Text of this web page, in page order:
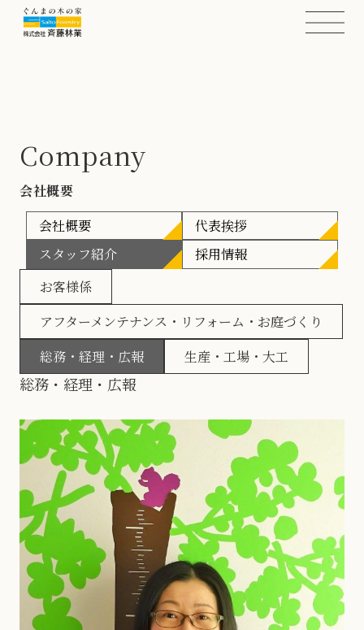
Company
会社概要
会社概要
代表挨拶
スタッフ紹介
採用情報
お客様係
アフターメンテナンス・リフォーム・お庭づくり
総務・経理・広報
生産・工場・大工
総務・経理・広報